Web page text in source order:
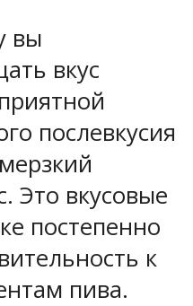
вы
вкус
послевкусия
Это вкусовые
постепенно
к
пива.